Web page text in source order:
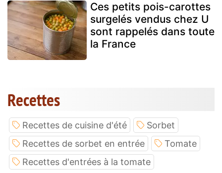
Ces petits pois-carottes
surgelés vendus chez U
sont rappelés dans toute
la France
Recettes
Recettes de cuisine d'été
Sorbet
Recettes de sorbet en entrée
Tomate
Recettes d'entrées à la tomate